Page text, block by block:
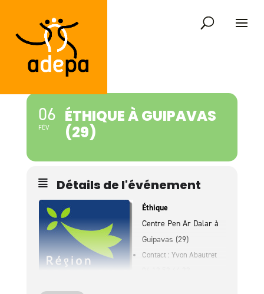
06
FÉV
ÉTHIQUE À GUIPAVAS
(29)
Détails de l'événement
Éthique
Centre Pen Ar Dalar à
Guipavas (29)
Contact : Yvon Abautret